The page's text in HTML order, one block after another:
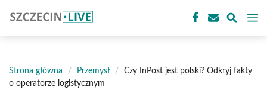
treści
Strona główna / Przemysł /
Czy InPost jest polski? Odkryj fakty
o operatorze logistycznym